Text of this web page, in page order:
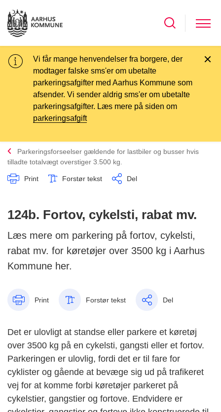
Vi får mange henvendelser fra borgere, der
modtager falske sms'er om ubetalte
parkeringsafgifter med Aarhus Kommune som
afsender. Vi sender aldrig sms'er om ubetalte
parkeringsafgifter. Læs mere på siden om
parkeringsafgift
Parkeringsforseelser gældende for lastbiler og busser hvis
tilladte totalvægt overstiger 3.500 kg.
Print Forstør tekst Del
124b. Fortov, cykelsti, rabat mv.
Læs mere om parkering på fortov, cykelsti,
rabat mv. for køretøjer over 3500 kg i Aarhus
Kommune her.
Print Forstør tekst Del
Det er ulovligt at standse eller parkere et køretøj
over 3500 kg på en cykelsti, gangsti eller et fortov.
Parkeringen er ulovlig, fordi det er til fare for
cyklister og gående at bevæge sig ud på trafikeret
vej for at komme forbi køretøjer parkeret på
cykelstier, gangstier og fortove. Endvidere er